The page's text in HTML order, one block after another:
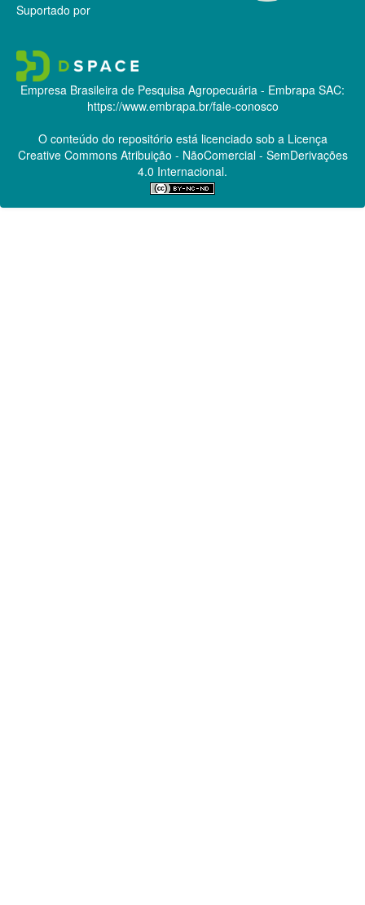
Suportado por
Empresa Brasileira de Pesquisa Agropecuária - Embrapa SAC:
https://www.embrapa.br/fale-conosco
O conteúdo do repositório está licenciado sob a Licença
Creative CommonsAtribuição - NãoComercial - SemDerivações
4.0 Internacional.